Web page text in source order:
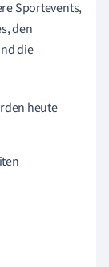
Sportevents,
den
die
heute